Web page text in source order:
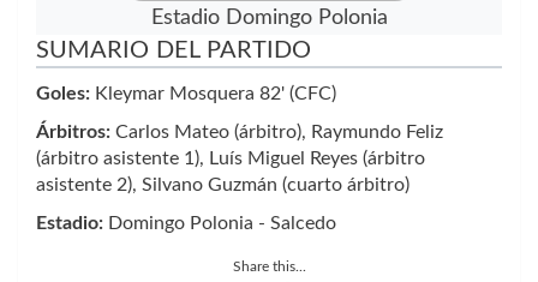
Estadio Domingo Polonia
SUMARIO DEL PARTIDO
Goles: Kleymar Mosquera 82' (CFC)
Árbitros: Carlos Mateo (árbitro), Raymundo Feliz
(árbitro asistente 1), Luís Miguel Reyes (árbitro
asistente 2), Silvano Guzmán (cuarto árbitro)
Estadio: Domingo Polonia - Salcedo
Share this...